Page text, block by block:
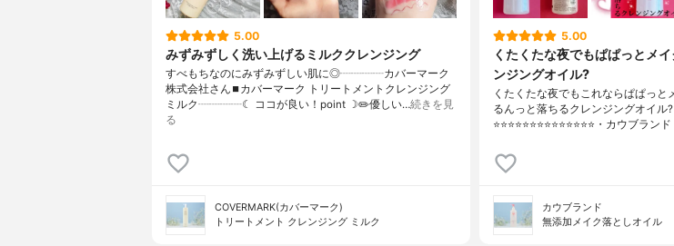
5.00
みずみずしく洗い上げるミルククレンジング
すべもちなのにみずみずしい肌に◎┈┈┈┈カバーマーク
株式会社さん⏹カバーマーク トリートメントクレンジング
ミルク┈┈┈┈☾ ココが良い！point ☽✏️優しい…続きを見
る
COVERMARK(カバーマーク)
トリートメント クレンジング ミルク
5.00
くたくたな夜でもぱぱっとメ
ンジングオイル?
くたくたな夜でもこれならぱぱっと
るんっと落ちるクレンジングオイル?
⭐️⭐️⭐️⭐️⭐️⭐️⭐️⭐️⭐️⭐️⭐️⭐️⭐️⭐️・カウブラン
カウブランド
無添加メイク落としオイル